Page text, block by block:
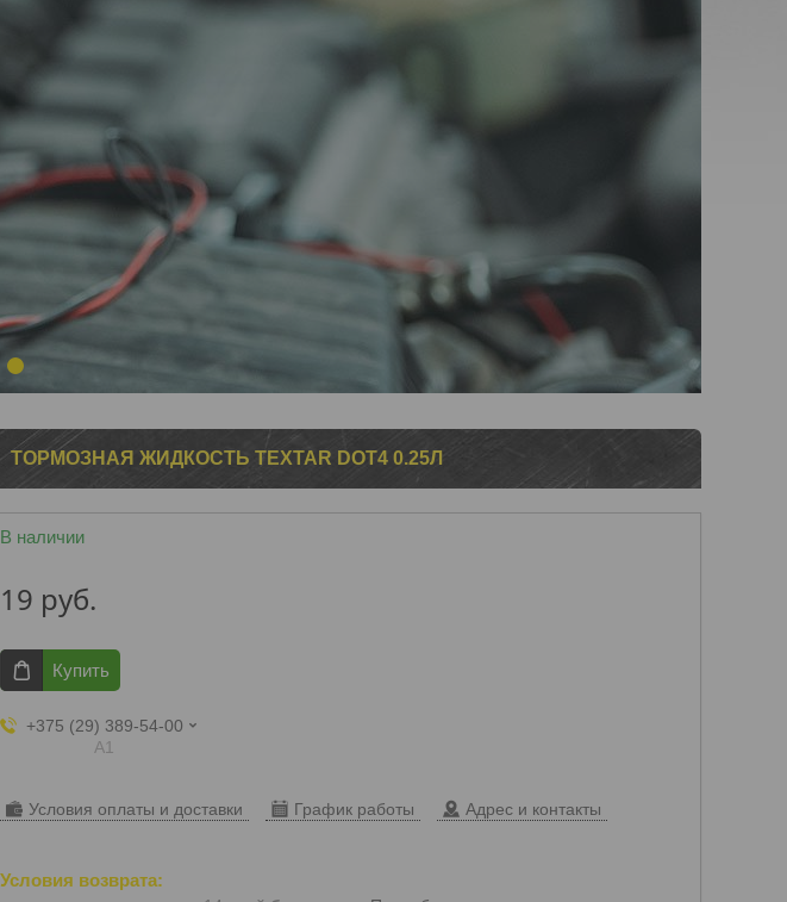
ТОРМОЗНАЯ ЖИДКОСТЬ TEXTAR DOT4 0.25Л
В наличии
19 руб.
Купить
+375 (29) 389-54-00
А1
Условия оплаты и доставки График работы Адрес и контакты